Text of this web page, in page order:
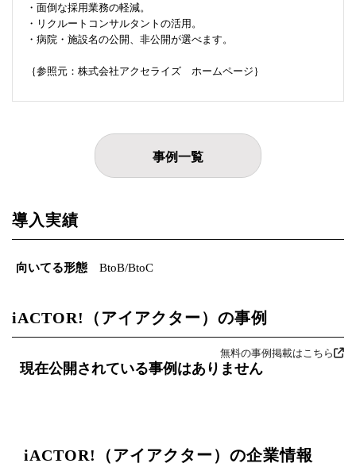
・面倒な採用業務の軽減。
・リクルートコンサルタントの活用。
・病院・施設名の公開、非公開が選べます。
｛参照元：株式会社アクセライズ ホームページ｝
事例一覧
導入実績
向いてる形態 BtoB/BtoC
iACTOR!（アイアクター）の事例
無料の事例掲載はこちら
現在公開されている事例はありません
iACTOR!（アイアクター）の企業情報